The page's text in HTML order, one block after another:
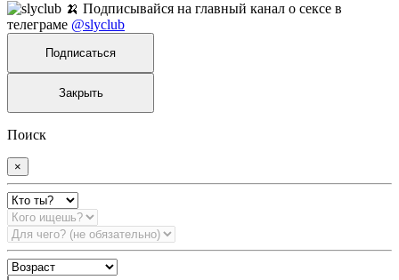
🍌 Подписывайся на главный канал о сексе в
телеграме @slyclub
Подписаться
Закрыть
Поиск
×